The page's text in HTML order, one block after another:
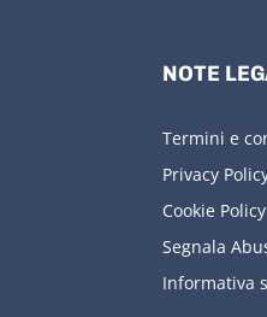
NOTE
Termini e
Privacy
Cookie Policy
Segnala
Informativa